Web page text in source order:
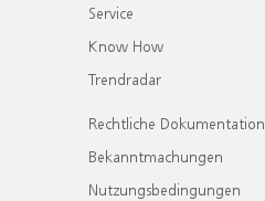
Service
Know How
Trendradar
Rechtliche Dokumentation
Bekanntmachungen
Nutzungsbedingungen